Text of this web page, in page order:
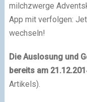
milchzwerge
App mit verfolgen:
wechseln!
Die Auslosung und
bereits am
Artikels).